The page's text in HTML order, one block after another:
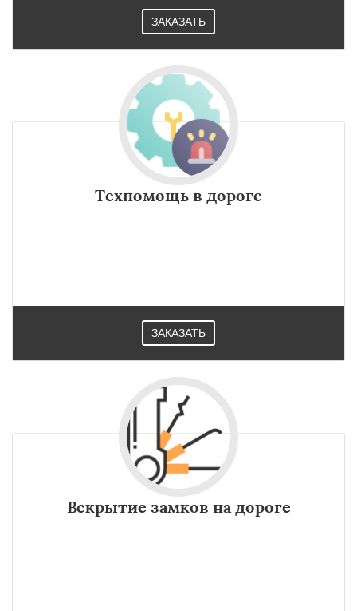
ЗАКАЗАТЬ
Техпомощь в дороге
ЗАКАЗАТЬ
Вскрытие замков на дороге